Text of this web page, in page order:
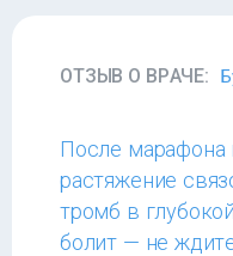
ОТЗЫВ О ВРАЧЕ:
После марафона
растяжение
тромб в
болит — не